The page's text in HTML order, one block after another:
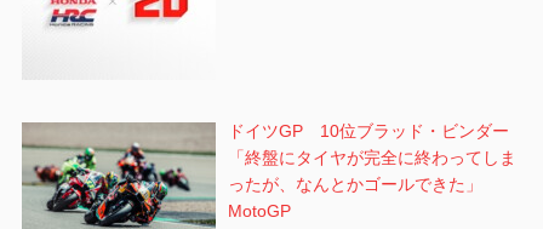
ドイツGP 10位ブラッド・ビンダー
「終盤にタイヤが完全に終わってしま
ったが、なんとかゴールできた」
MotoGP